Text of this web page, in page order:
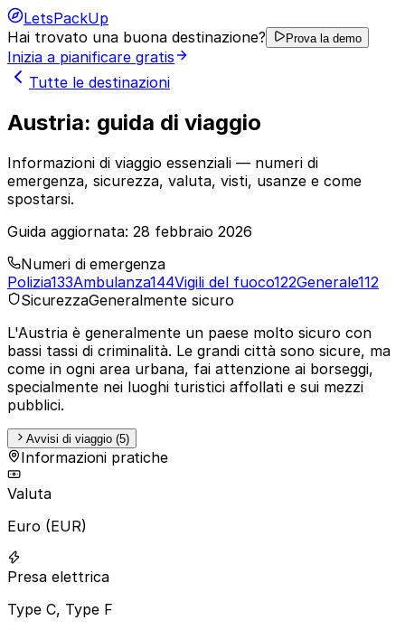
LetsPackUp
Hai trovato una buona destinazione?
Prova la demo
Inizia a pianificare gratis
Tutte le destinazioni
Austria: guida di viaggio
Informazioni di viaggio essenziali — numeri di
emergenza, sicurezza, valuta, visti, usanze e come
spostarsi.
Guida aggiornata: 28 febbraio 2026
Numeri di emergenza
Polizia133Ambulanza144Vigili del fuoco122Generale112
SicurezzaGeneralmente sicuro
L'Austria è generalmente un paese molto sicuro con
bassi tassi di criminalità. Le grandi città sono sicure, ma
come in ogni area urbana, fai attenzione ai borseggi,
specialmente nei luoghi turistici affollati e sui mezzi
pubblici.
Avvisi di viaggio (5)
Informazioni pratiche
Valuta
Euro (EUR)
Presa elettrica
Type C, Type F